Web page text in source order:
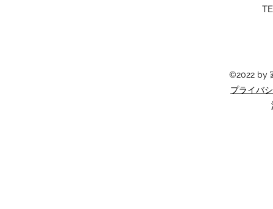
©2022 by
プライバ